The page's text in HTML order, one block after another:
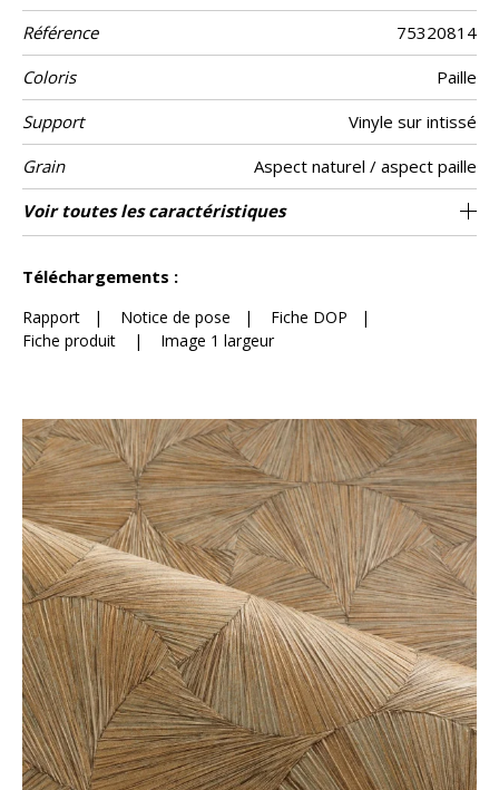
Référence
75320814
Coloris
Paille
Support
Vinyle sur intissé
Grain
Aspect naturel / aspect paille
Largeur d’un
rouleau
70 cm / 28 inches
Longueur Vendu au rouleau de 10.05m / 11 yards
Raccord Raccord droit
Rapport
Vertical
85cm / 33 pouces
Poids g/m² 400
Description
produit
Texture eventail
Entretien Lessivable
Pose colle Encollage du mur
Dépose Arrachage à sec
Norme COV A+
ASTME84 Class A
Norme
euroclass
B s2 d0
Pays d'origine Italie
Voir toutes les caractéristiques
Téléchargements :
Rapport | Notice de pose | Fiche DOP |
Fiche produit
| Image 1 largeur